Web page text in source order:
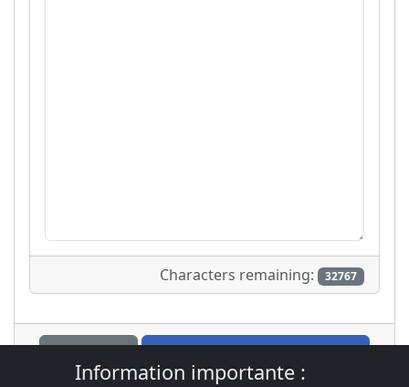
Characters remaining: 32767
Information importante :